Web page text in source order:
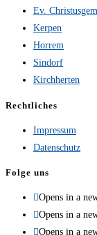
Ev.
Kerpen
Horrem
Sindorf
Kirchherten
Rechtliches
Impressum
Datenschutz
Folge uns
Opens in a
Opens in a
Opens in a